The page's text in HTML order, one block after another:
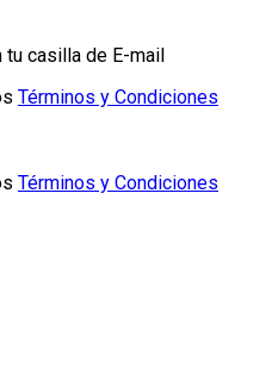
casilla de E-mail
Términos y Condiciones
Términos y Condiciones